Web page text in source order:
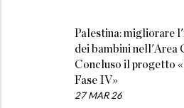
Palestina: migliorare
dei bambini nell'Area
Concluso il progetto
Fase IV»
27 MAR 26